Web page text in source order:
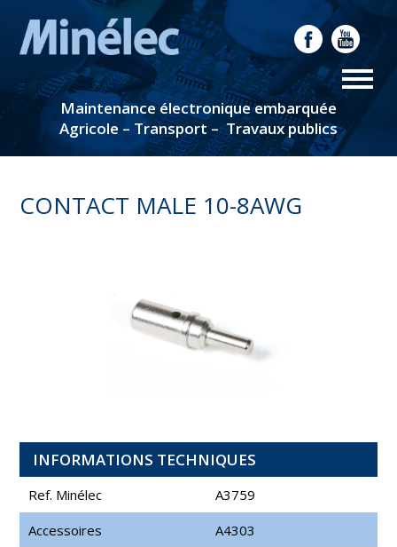
Maintenance électronique embarquée
Agricole – Transport – Travaux publics
CONTACT MALE 10-8AWG
INFORMATIONS TECHNIQUES
Ref. Minélec
A3759
Accessoires
A4303